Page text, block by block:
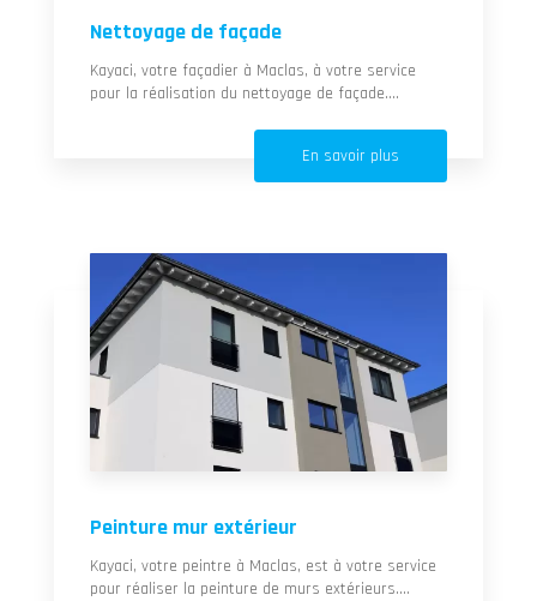
Nettoyage de façade
Kayaci, votre façadier à Maclas, à votre service
pour la réalisation du nettoyage de façade....
En savoir plus
Peinture mur extérieur
Kayaci, votre peintre à Maclas, est à votre service
pour réaliser la peinture de murs extérieurs....